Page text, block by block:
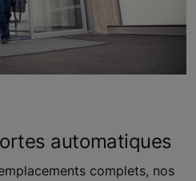
automatiques
complets, nos